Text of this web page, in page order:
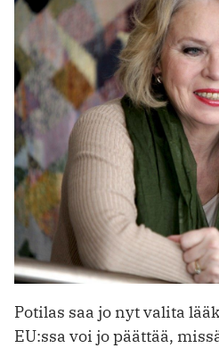
Potilas saa jo nyt valita
EU:ssa voi jo päättää,